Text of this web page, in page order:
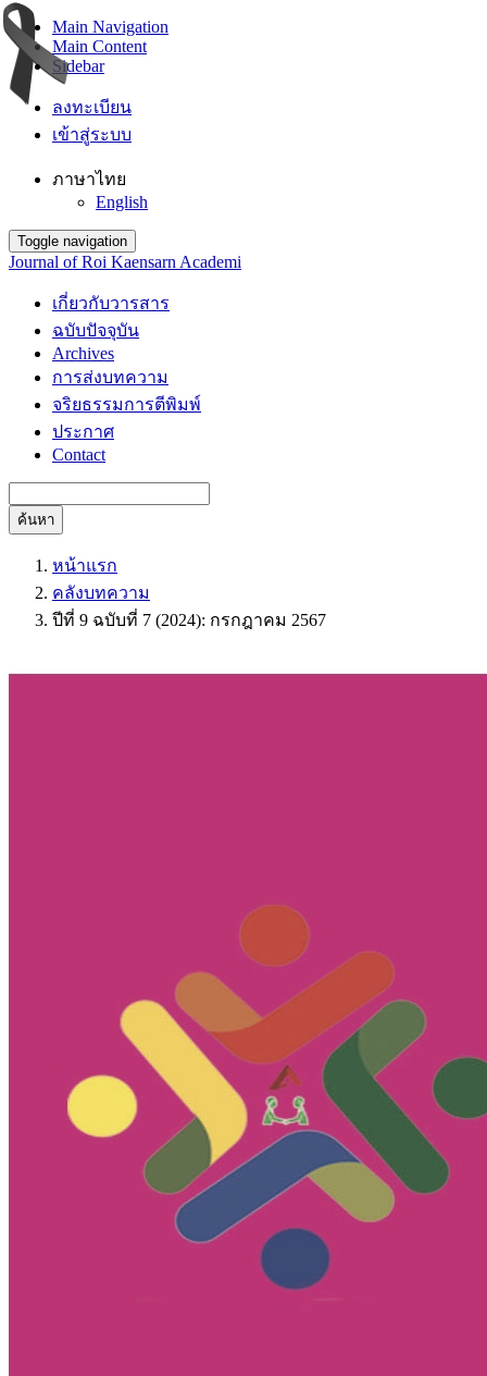
Main Navigation
Main Content
Sidebar
ลงทะเบียน
เข้าสู่ระบบ
ภาษาไทย
English
Toggle navigation
Journal of Roi Kaensarn Academi
เกี่ยวกับวารสาร
ฉบับปัจจุบัน
Archives
การส่งบทความ
จริยธรรมการตีพิมพ์
ประกาศ
Contact
ค้นหา
หน้าแรก
คลังบทความ
ปีที่ 9 ฉบับที่ 7 (2024): กรกฎาคม 2567